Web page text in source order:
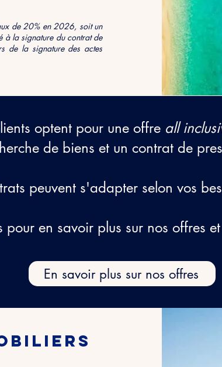
de 20% en 2026, soit un
à la signature du contrat de
de la signature des actes
optent pour une offre all
de biens et un contrat de
peuvent s'adapter selon vos
pour en savoir plus sur nos offres
En savoir plus sur nos offres